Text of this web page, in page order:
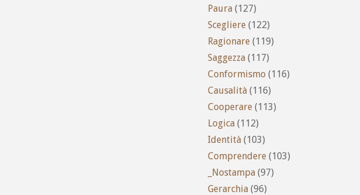
Paura (127)
Scegliere (122)
Ragionare (119)
Saggezza (117)
Conformismo (116)
Causalità (116)
Cooperare (113)
Logica (112)
Identità (103)
Comprendere (103)
_Nostampa (97)
Gerarchia (96)